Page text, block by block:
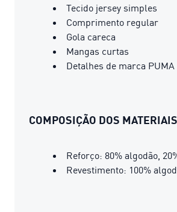
Tecido jersey simples
Comprimento regular
Gola careca
Mangas curtas
Detalhes de marca PUMA
COMPOSIÇÃO DOS MATERIAIS
Reforço: 80% algodão,
Revestimento: 100%